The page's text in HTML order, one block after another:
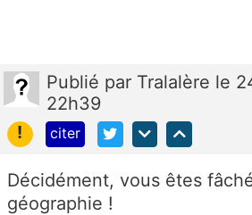
Publié par Tralalère le
22h39
!
citer
Décidément, vous êtes
géographie !